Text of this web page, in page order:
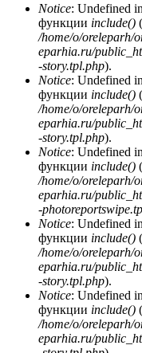
Сообщение об
Notice: Undefined
функции include()
/home/o/oreleparh/
eparhia.ru/
-story.tpl.php).
Notice: Undefined
функции include()
/home/o/oreleparh/
eparhia.ru/
-story.tpl.php).
Notice: Undefined
функции include()
/home/o/oreleparh/
eparhia.ru/
-
Notice: Undefined
функции include()
/home/o/oreleparh/
eparhia.ru/
-story.tpl.php).
Notice: Undefined
функции include()
/home/o/oreleparh/
eparhia.ru/